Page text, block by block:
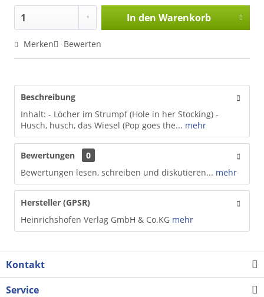
In den Warenkorb
Merken Bewerten
Beschreibung
Inhalt: - Löcher im Strumpf (Hole in her Stocking) -
Husch, husch, das Wiesel (Pop goes the... mehr
Bewertungen
0
Bewertungen lesen, schreiben und diskutieren... mehr
Hersteller (GPSR)
Heinrichshofen Verlag GmbH & Co.KG mehr
Kontakt
Service